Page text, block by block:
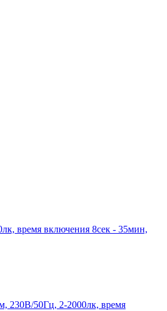
время включения 8сек - 35мин,
230В/50Гц, 2-2000лк, время